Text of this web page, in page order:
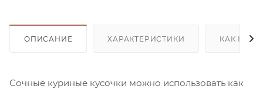
ОПИСАНИЕ ХАРАКТЕРИСТИКИ КАК
Сочные куриные кусочки можно использовать как